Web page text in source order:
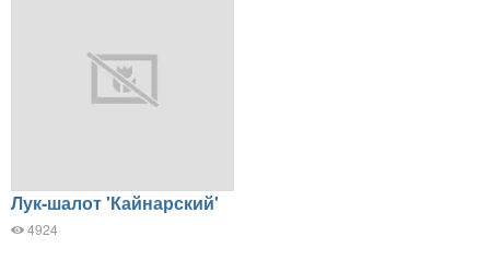
Лук-шалот 'Кайнарский'
4924